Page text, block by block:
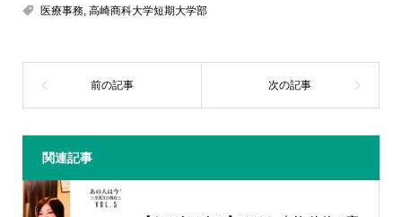
医療事務, 高崎商科大学短期大学部
関連記事